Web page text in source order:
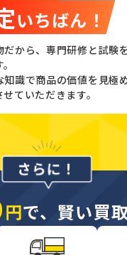
いちばん！
だから、専門研修と試験
識で商品の価値を見極
ていただきます。
円で、賢い買取